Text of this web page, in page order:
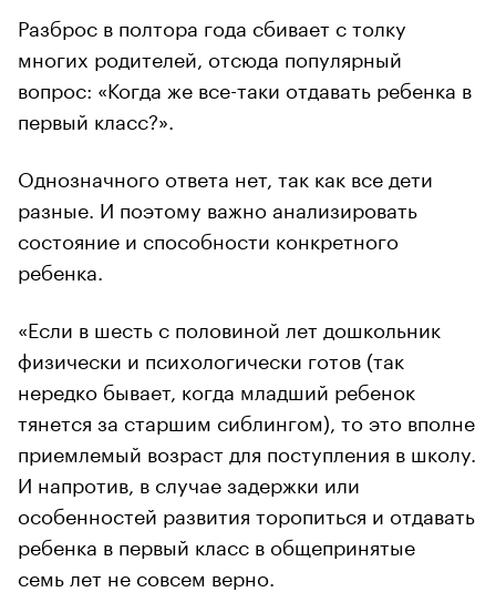
Разброс в полтора года сбивает с толку
многих родителей, отсюда популярный
вопрос: «Когда же все-таки отдавать ребенка в
первый класс?».
Однозначного ответа нет, так как все дети
разные. И поэтому важно анализировать
состояние и способности конкретного
ребенка.
«Если в шесть с половиной лет дошкольник
физически и психологически готов (так
нередко бывает, когда младший ребенок
тянется за старшим сиблингом), то это вполне
приемлемый возраст для поступления в школу.
И напротив, в случае задержки или
особенностей развития торопиться и отдавать
ребенка в первый класс в общепринятые
семь лет не совсем верно.